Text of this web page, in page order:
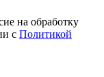
на обработку
с Политикой